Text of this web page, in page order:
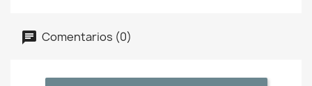
Comentarios (0)